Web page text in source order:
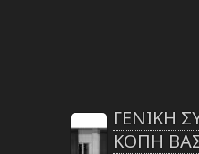
ΓΕΝΙΚΗ
ΚΟΠΗ